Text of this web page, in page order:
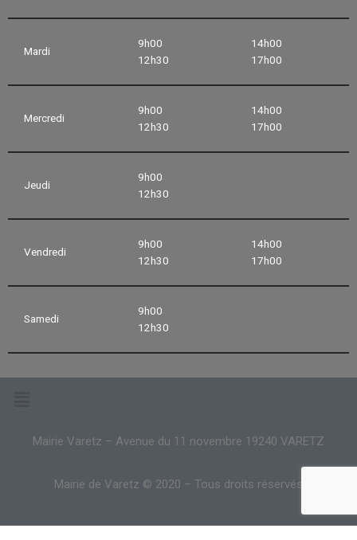
Mardi
9h00
12h30
14h00
17h00
Mercredi
9h00
12h30
14h00
17h00
Jeudi
9h00
12h30
Vendredi
9h00
12h30
14h00
17h00
Samedi
9h00
12h30
Mairie Varetz – Avenue du 11 novembre 19240 VARETZ
Mairie de Varetz © 2020 – Tous droits réservés